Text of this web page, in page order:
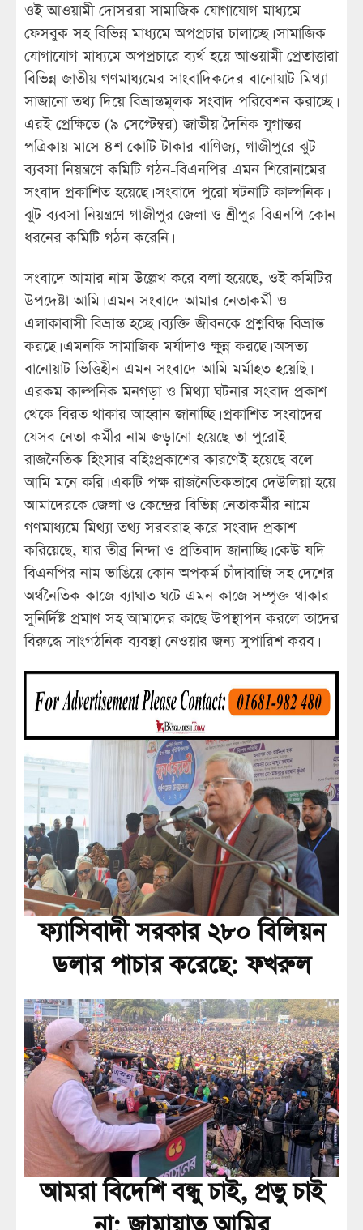
ওই আওয়ামী দোসররা সামাজিক যোগাযোগ মাধ্যমে
ফেসবুক সহ বিভিন্ন মাধ্যমে অপপ্রচার চালাচ্ছে। সামাজিক
যোগাযোগ মাধ্যমে অপপ্রচারে ব্যর্থ হয়ে আওয়ামী প্রেতাত্তারা
বিভিন্ন জাতীয় গণমাধ্যমের সাংবাদিকদের বানোয়াট মিথ্যা
সাজানো তথ্য দিয়ে বিভ্রান্তমূলক সংবাদ পরিবেশন করাচ্ছে।
এরই প্রেক্ষিতে (৯ সেপ্টেম্বর) জাতীয় দৈনিক যুগান্তর
পত্রিকায় মাসে ৪শ কোটি টাকার বাণিজ্য, গাজীপুরে ঝুট
ব্যবসা নিয়ন্ত্রণে কমিটি গঠন-বিএনপির এমন শিরোনামের
সংবাদ প্রকাশিত হয়েছে। সংবাদে পুরো ঘটনাটি কাল্পনিক।
ঝুট ব্যবসা নিয়ন্ত্রণে গাজীপুর জেলা ও শ্রীপুর বিএনপি কোন
ধরনের কমিটি গঠন করেনি।
সংবাদে আমার নাম উল্লেখ করে বলা হয়েছে, ওই কমিটির
উপদেষ্টা আমি। এমন সংবাদে আমার নেতাকর্মী ও
এলাকাবাসী বিভ্রান্ত হচ্ছে। ব্যক্তি জীবনকে প্রশ্নবিদ্ধ বিভ্রান্ত
করছে। এমনকি সামাজিক মর্যাদাও ক্ষুন্ন করছে। অসত্য
বানোয়াট ভিত্তিহীন এমন সংবাদে আমি মর্মাহত হয়েছি।
এরকম কাল্পনিক মনগড়া ও মিথ্যা ঘটনার সংবাদ প্রকাশ
থেকে বিরত থাকার আহ্বান জানাচ্ছি। প্রকাশিত সংবাদের
যেসব নেতা কর্মীর নাম জড়ানো হয়েছে তা পুরোই
রাজনৈতিক হিংসার বহিঃপ্রকাশের কারণেই হয়েছে বলে
আমি মনে করি। একটি পক্ষ রাজনৈতিকভাবে দেউলিয়া হয়ে
আমাদেরকে জেলা ও কেন্দ্রের বিভিন্ন নেতাকর্মীর নামে
গণমাধ্যমে মিথ্যা তথ্য সরবরাহ করে সংবাদ প্রকাশ
করিয়েছে, যার তীব্র নিন্দা ও প্রতিবাদ জানাচ্ছি। কেউ যদি
বিএনপির নাম ভাঙিয়ে কোন অপকর্ম চাঁদাবাজি সহ দেশের
অর্থনৈতিক কাজে ব্যাঘাত ঘটে এমন কাজে সম্পৃক্ত থাকার
সুনির্দিষ্ট প্রমাণ সহ আমাদের কাছে উপস্থাপন করলে তাদের
বিরুদ্ধে সাংগঠনিক ব্যবস্থা নেওয়ার জন্য সুপারিশ করব।
ফ্যাসিবাদী সরকার ২৮০ বিলিয়ন
ডলার পাচার করেছে: ফখরুল
আমরা বিদেশি বন্ধু চাই, প্রভু চাই